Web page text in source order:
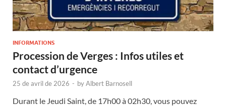
INFORMATIONS
Procession de Verges : Infos utiles et
contact d’urgence
25 de avril de 2026 - byAlbert Barnosell
Durant le Jeudi Saint, de 17h00 à 02h30, vous pouvez